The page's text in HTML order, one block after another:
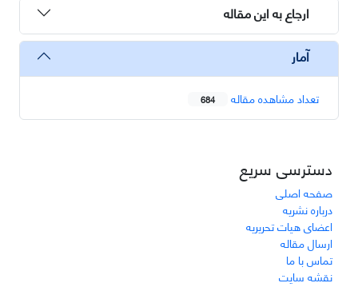
ارجاع به این مقاله
آمار
تعداد مشاهده مقاله 684
دسترسی سریع
صفحه اصلی
درباره نشریه
اعضای هیات تحریریه
ارسال مقاله
تماس با ما
نقشه سایت